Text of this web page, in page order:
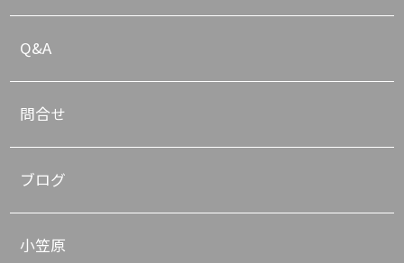
Q&A
問合せ
ブログ
小笠原